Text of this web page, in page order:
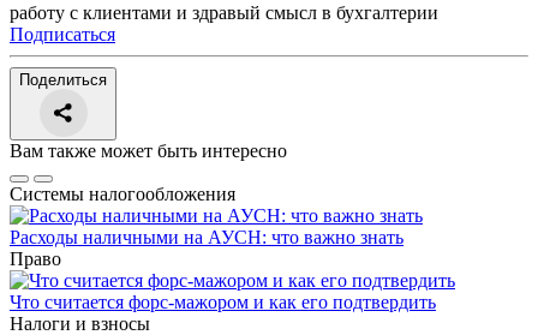
работу с клиентами и здравый смысл в бухгалтерии
Подписаться
Поделиться
Вам также может быть интересно
Системы налогообложения
Расходы наличными на АУСН: что важно знать
Право
Что считается форс-мажором и как его подтвердить
Налоги и взносы